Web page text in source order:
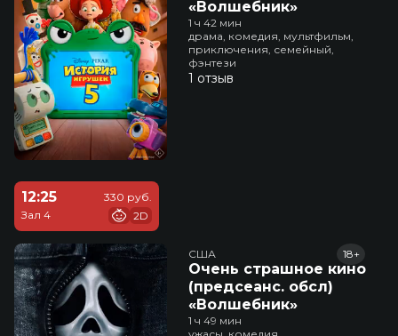
«Волшебник»
1 ч 42 мин
драма, комедия, мультфильм,
приключения, семейный,
фэнтези
1 отзыв
12:25
Зал 4
330 руб.
2D
США
Очень страшное кино
(предсеанс. обсл)
«Волшебник»
18+
1 ч 49 мин
ужасы, комедия